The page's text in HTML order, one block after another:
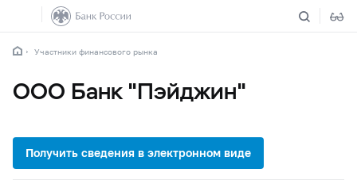
Участники финансового рынка
ООО Банк "Пэйджин"